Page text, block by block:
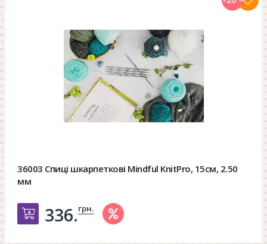
36003 Спиці шкарпеткові Mindful KnitPro, 15см, 2.50
мм
Добавить в корзину
336.грн.